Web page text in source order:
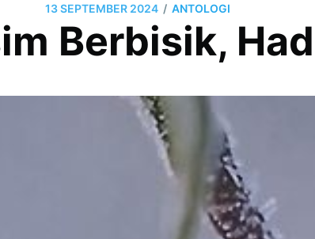
13 SEPTEMBER 2024 / ANTOLOGI
Berbisik,